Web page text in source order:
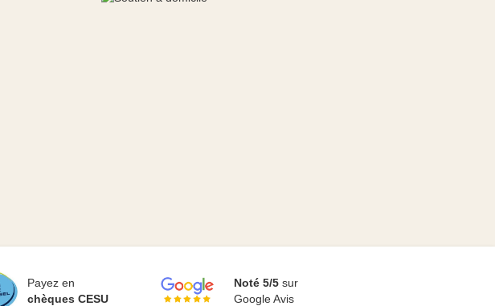
Payez en
chèques CESU
Noté 5/5sur
Google Avis